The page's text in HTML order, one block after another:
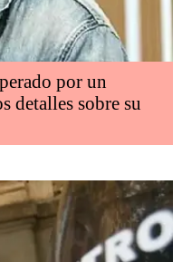
por un
detalles sobre su